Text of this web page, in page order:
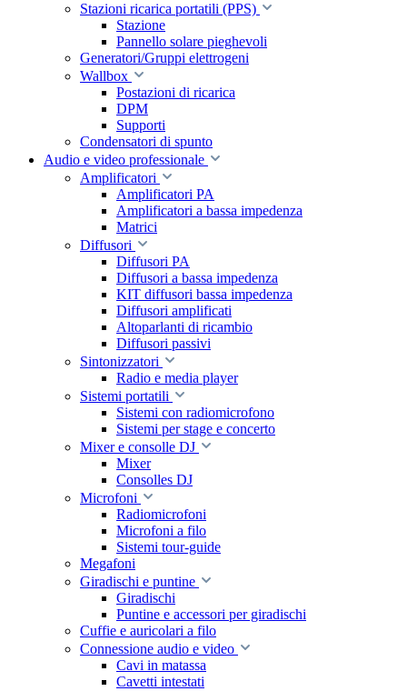
Stazioni ricarica portatili (PPS)
Stazione
Pannello solare pieghevoli
Generatori/Gruppi elettrogeni
Wallbox
Postazioni di ricarica
DPM
Supporti
Condensatori di spunto
Audio e video professionale
Amplificatori
Amplificatori PA
Amplificatori a bassa impedenza
Matrici
Diffusori
Diffusori PA
Diffusori a bassa impedenza
KIT diffusori bassa impedenza
Diffusori amplificati
Altoparlanti di ricambio
Diffusori passivi
Sintonizzatori
Radio e media player
Sistemi portatili
Sistemi con radiomicrofono
Sistemi per stage e concerto
Mixer e consolle DJ
Mixer
Consolles DJ
Microfoni
Radiomicrofoni
Microfoni a filo
Sistemi tour-guide
Megafoni
Giradischi e puntine
Giradischi
Puntine e accessori per giradischi
Cuffie e auricolari a filo
Connessione audio e video
Cavi in matassa
Cavetti intestati